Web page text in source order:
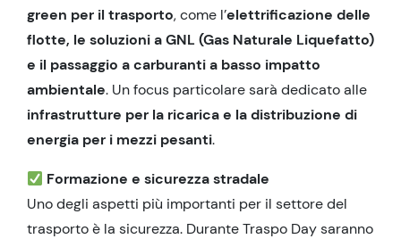
green per il trasporto, come l’elettrificazione delle
flotte, le soluzioni a GNL (Gas Naturale Liquefatto)
e il passaggio a carburanti a basso impatto
ambientale. Un focus particolare sarà dedicato alle
infrastrutture per la ricarica e la distribuzione di
energia per i mezzi pesanti.
Formazione e sicurezza stradale
Uno degli aspetti più importanti per il settore del
trasporto è la sicurezza. Durante Traspo Day saranno